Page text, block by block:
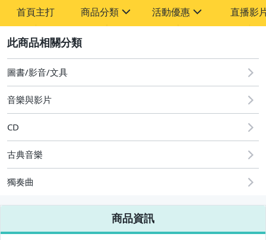
首頁主打 商品分類
其它
活動優惠
[全店] 粉絲專享
[全店] 週年慶
直播影
圖書/影音/文具
音樂與影片
CD
古典音樂
獨奏曲
商品資訊